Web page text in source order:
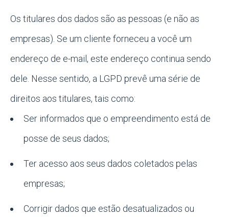
Os titulares dos dados são as pessoas (e não as
empresas). Se um cliente forneceu a você um
endereço de e-mail, este endereço continua sendo
dele. Nesse sentido, a LGPD prevê uma série de
direitos aos titulares, tais como:
Ser informados que o empreendimento está de
posse de seus dados;
Ter acesso aos seus dados coletados pelas
empresas;
Corrigir dados que estão desatualizados ou